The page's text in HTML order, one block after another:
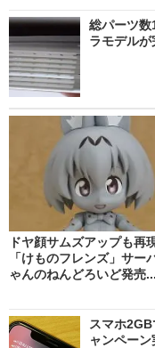
総パーツ
ラモデル
ドヤ顔サムズアップも
「けものフレンズ」サー
ゃんのねんどろいど発売...
スマホ
ャンペーン